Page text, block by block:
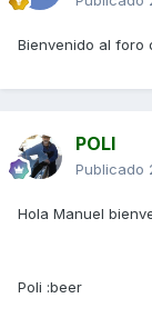
Bienvenido al foro
POLI
Publicado
Hola Manuel
Poli :beer